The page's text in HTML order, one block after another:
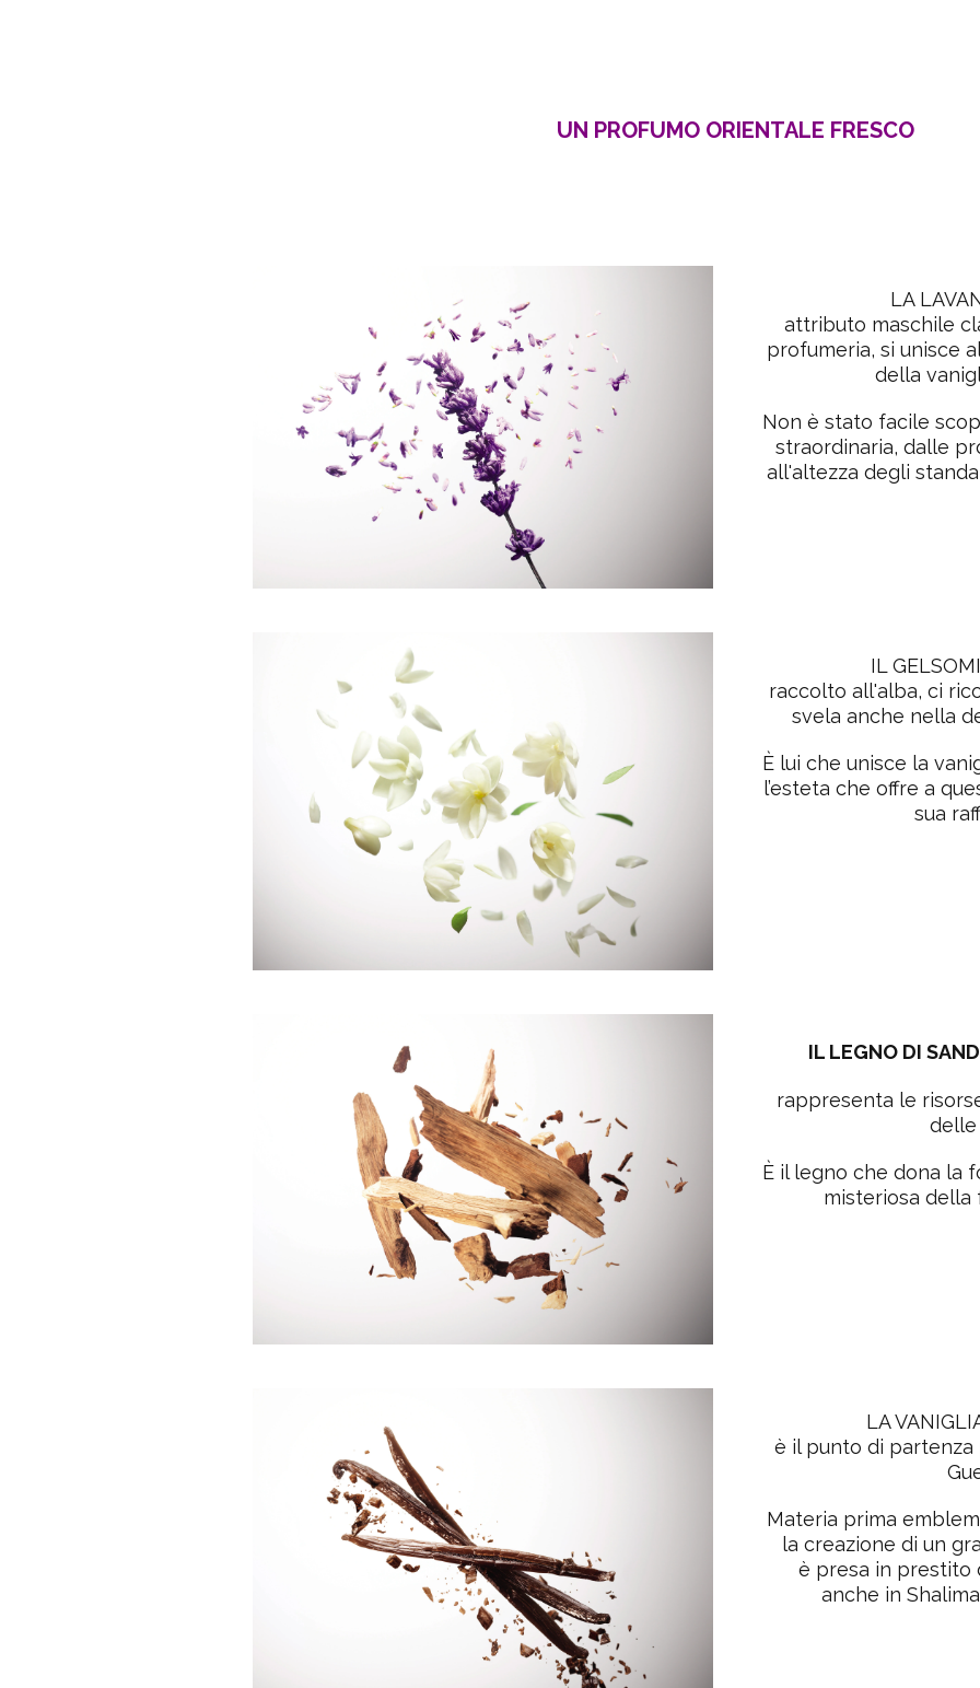
UN PROFUMO ORIENTALE FRESCO
LA
attributo maschile
profumeria, si unisce
della
Non è stato facile
straordinaria, dalle
all'altezza degli
IL
raccolto all'alba, ci
svela anche nella
È lui che unisce la
l’esteta che offre a
sua
IL LEGNO DI
rappresenta le
delle
È il legno che dona la
misteriosa della
LA
è il punto di
Materia prima
la creazione di un
è presa in prestito
anche in